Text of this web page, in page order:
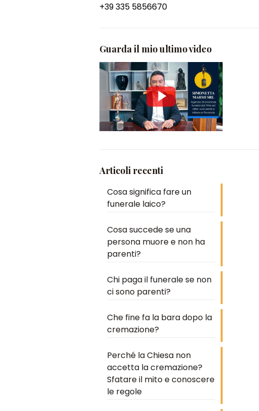
+39 335 5856670
Guarda il mio ultimo video
Articoli recenti
Cosa significa fare un
funerale laico?
Cosa succede se una
persona muore e non ha
parenti?
Chi paga il funerale se non
ci sono parenti?
Che fine fa la bara dopo la
cremazione?
Perché la Chiesa non
accetta la cremazione?
Sfatare il mito e conoscere
le regole